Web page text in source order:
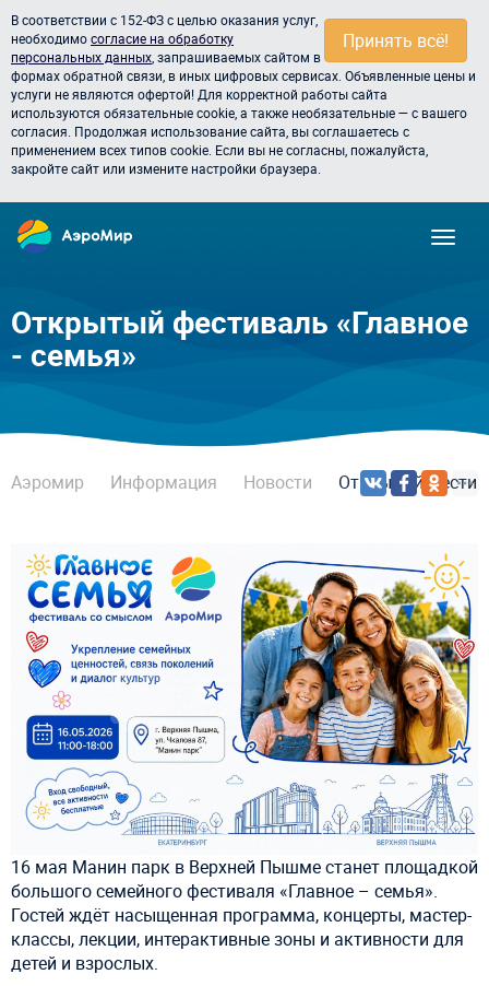
Принять всё!
В соответствии с 152-ФЗ с целью оказания услуг,
необходимосогласие на обработку
персональных данных , запрашиваемых сайтом в
формах обратной связи, в иных цифровых сервисах. Объявленные цены и
услуги не являются офертой! Для корректной работы сайта
используются обязательные cookie, а также необязательные — с вашего
согласия. Продолжая использование сайта, вы соглашаетесь с
применением всех типов cookie. Если вы не согласны, пожалуйста,
закройте сайт или измените настройки браузера.
Открытый фестиваль «Главное
- семья»
Аэромир Информация Новости Открытый
16 мая Манин парк в Верхней Пышме станет площадкой
большого семейного фестиваля «Главное – семья».
Гостей ждёт насыщенная программа, концерты, мастер-
классы, лекции, интерактивные зоны и активности для
детей и взрослых.